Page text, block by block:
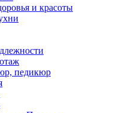
и красоты
педикюр